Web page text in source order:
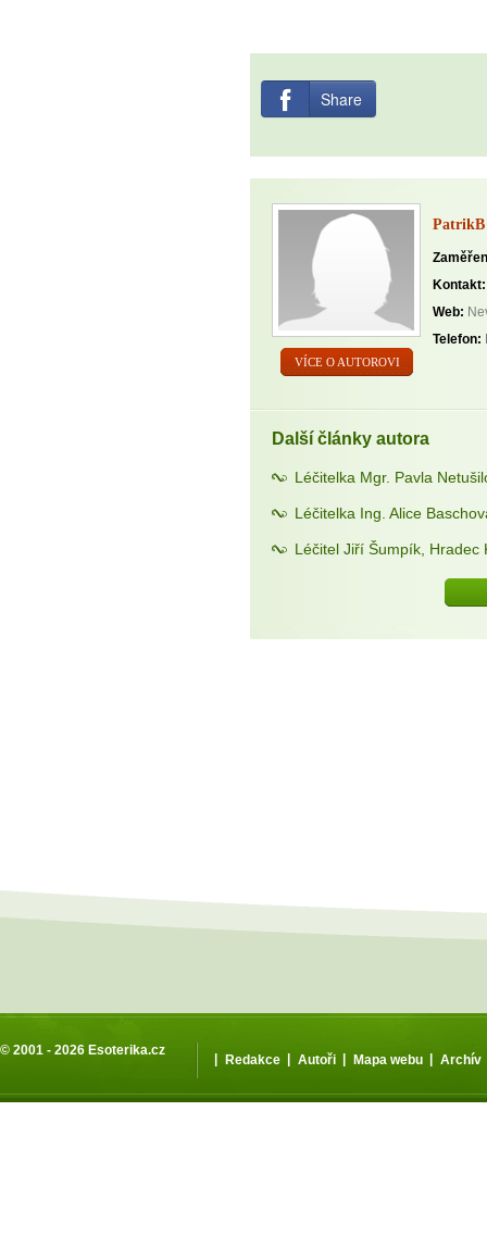
Share
VÍCE O AUTOROVI
PatrikB
Kontakt:
Web:
Telefon:
Další články autora
Léčitelka Mgr. Pavla
Léčitelka Ing. Alice
Léčitel Jiří Šumpík, Hradec
© 2001 - 2026 Esoterika.cz
| Redakce | Autoři | Mapa webu | Archív